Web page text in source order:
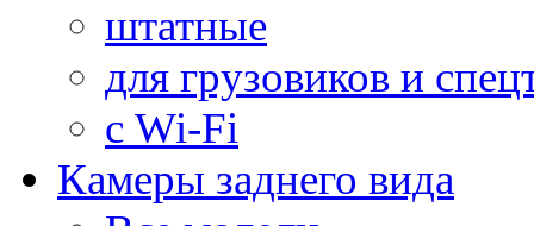
штатные
для грузовиков и
с Wi-Fi
Камеры заднего вида